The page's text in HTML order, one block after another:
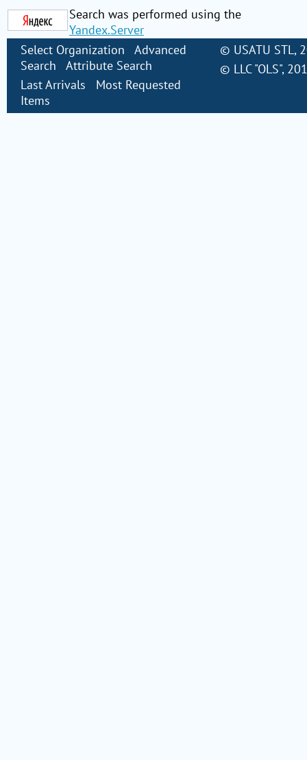
Search was performed using the
Yandex.Server
Select Organization
Advanced
Search
Attribute Search
Last Arrivals
Most Requested
Items
© USATU STL,
© LLC "OLS",